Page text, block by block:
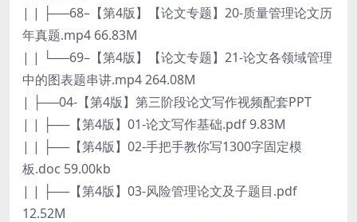
| | ├──68–【第4版】【论文专题】20-质量管理论文历
年真题.mp4 66.83M
| | └──69–【第4版】【论文专题】21-论文各领域管理
中的图表题串讲.mp4 264.08M
| ├──04-【第4版】第三阶段论文写作视频配套PPT
| | ├──【第4版】01-论文写作基础.pdf 9.83M
| | ├──【第4版】02-手把手教你写1300字固定模
板.doc 59.00kb
| | ├──【第4版】03-风险管理论文及子题目.pdf
12.52M